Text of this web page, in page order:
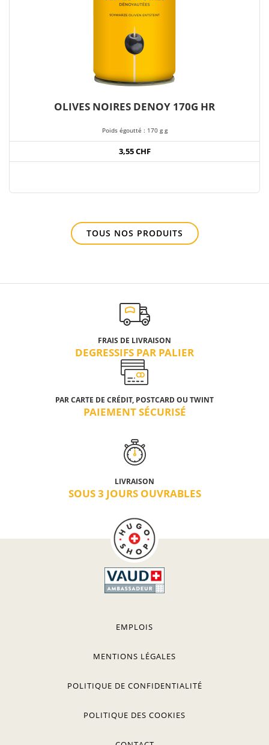
OLIVES NOIRES DENOY 170G HR
Poids égoutté : 170 g g
3,55 CHF
TOUS NOS PRODUITS
FRAIS DE LIVRAISON
DEGRESSIFS PAR PALIER
PAR CARTE DE CRÉDIT, POSTCARD OU TWINT
PAIEMENT SÉCURISÉ
LIVRAISON
SOUS 3 JOURS OUVRABLES
EMPLOIS
MENTIONS LÉGALES
POLITIQUE DE CONFIDENTIALITÉ
POLITIQUE DES COOKIES